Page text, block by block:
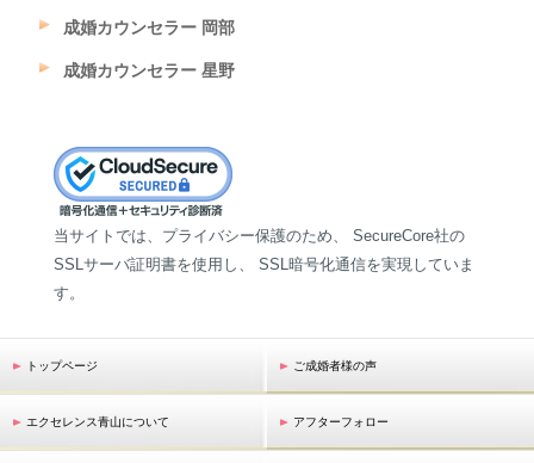
成婚カウンセラー 岡部
成婚カウンセラー 星野
当サイトでは、プライバシー保護のため、 SecureCore社の
SSLサーバ証明書を使用し、 SSL暗号化通信を実現していま
す。
トップページ
エクセレンス青山について
ご成婚者様の声
アフターフォロー